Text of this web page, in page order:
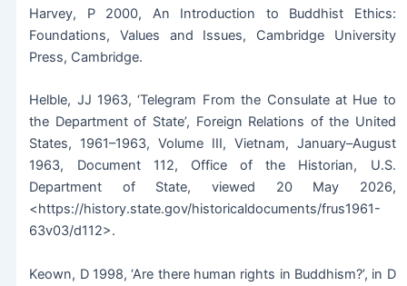
Harvey, P 2000, An Introduction to Buddhist Ethics:
Foundations, Values and Issues, Cambridge University
Press, Cambridge.
Helble, JJ 1963, ‘Telegram From the Consulate at Hue to
the Department of State’, Foreign Relations of the United
States, 1961–1963, Volume III, Vietnam, January–August
1963, Document 112, Office of the Historian, U.S.
Department of State, viewed 20 May 2026,
<https://history.state.gov/historicaldocuments/frus1961-
63v03/d112>.
Keown, D 1998, ‘Are there human rights in Buddhism?’, in D